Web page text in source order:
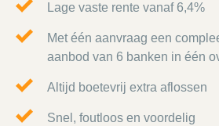
Lage vaste rente vanaf 6,4%
Met één aanvraag een
aanbod van 6 banken in één
Altijd boetevrij extra aflossen
Snel, foutloos en voordelig